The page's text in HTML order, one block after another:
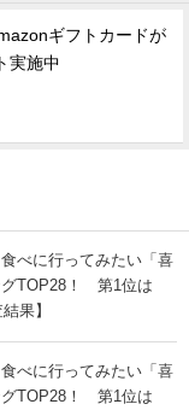
ギフトカードが
実施中
べに行ってみたい「喜
グTOP28！ 第1位は
果】
べに行ってみたい「喜
グTOP28！ 第1位は